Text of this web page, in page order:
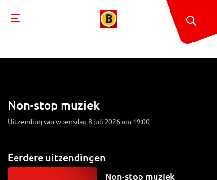
Non-stop muziek
Uitzending van woensdag 8 juli 2026 om 19:00
Eerdere uitzendingen
Non-stop muziek